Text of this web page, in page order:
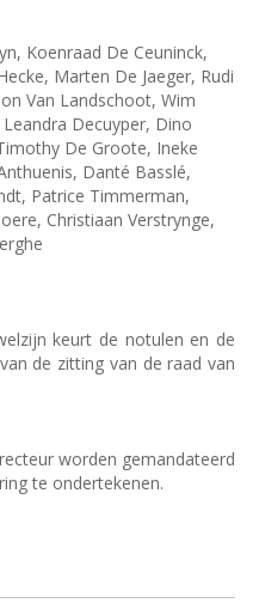
Koenraad De Ceuninck,
Marten De Jaeger, Rudi
Van Landschoot, Wim
Decuyper, Dino
De Groote, Ineke
Danté Basslé,
Patrice Timmerman,
Christiaan Verstrynge,
keurt de notulen en de
de zitting van de raad van
worden gemandateerd
te ondertekenen.